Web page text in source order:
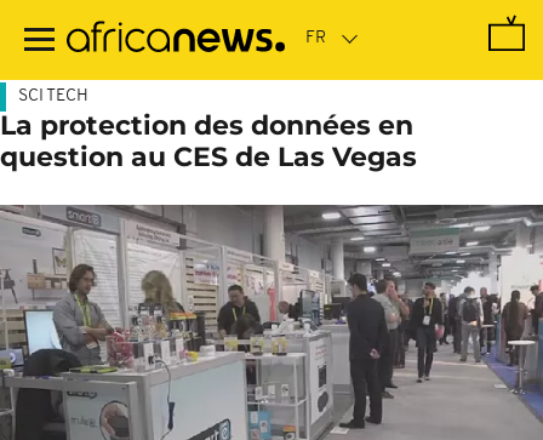
contenu
SCI TECH
La protection des données en
question au CES de Las Vegas